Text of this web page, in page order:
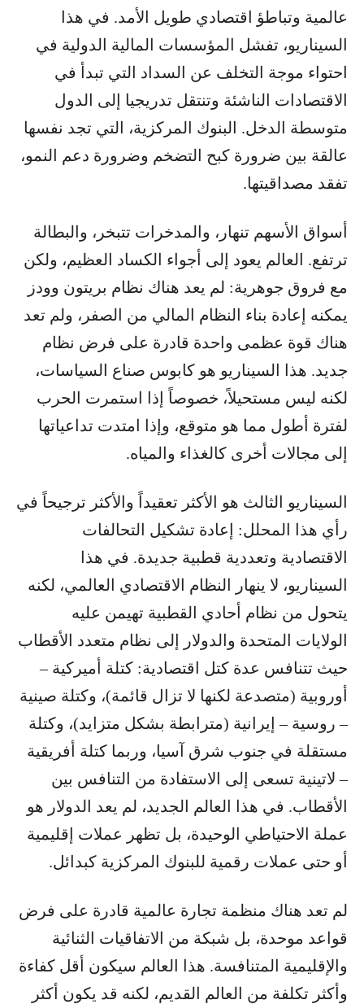
عالمية وتباطؤ اقتصادي طويل الأمد. في هذا
السيناريو، تفشل المؤسسات المالية الدولية في
احتواء موجة التخلف عن السداد التي تبدأ في
الاقتصادات الناشئة وتنتقل تدريجيا إلى الدول
متوسطة الدخل. البنوك المركزية، التي تجد نفسها
عالقة بين ضرورة كبح التضخم وضرورة دعم النمو،
تفقد مصداقيتها.
أسواق الأسهم تنهار، والمدخرات تتبخر، والبطالة
ترتفع. العالم يعود إلى أجواء الكساد العظيم، ولكن
مع فروق جوهرية: لم يعد هناك نظام بريتون وودز
يمكنه إعادة بناء النظام المالي من الصفر، ولم تعد
هناك قوة عظمى واحدة قادرة على فرض نظام
جديد. هذا السيناريو هو كابوس صناع السياسات،
لكنه ليس مستحيلاً، خصوصاً إذا استمرت الحرب
لفترة أطول مما هو متوقع، وإذا امتدت تداعياتها
إلى مجالات أخرى كالغذاء والمياه.
السيناريو الثالث هو الأكثر تعقيداً والأكثر ترجيحاً في
رأي هذا المحلل: إعادة تشكيل التحالفات
الاقتصادية وتعددية قطبية جديدة. في هذا
السيناريو، لا ينهار النظام الاقتصادي العالمي، لكنه
يتحول من نظام أحادي القطبية تهيمن عليه
الولايات المتحدة والدولار إلى نظام متعدد الأقطاب
حيث تتنافس عدة كتل اقتصادية: كتلة أميركية –
أوروبية (متصدعة لكنها لا تزال قائمة)، وكتلة صينية
– روسية – إيرانية (مترابطة بشكل متزايد)، وكتلة
مستقلة في جنوب شرق آسيا، وربما كتلة أفريقية
– لاتينية تسعى إلى الاستفادة من التنافس بين
الأقطاب. في هذا العالم الجديد، لم يعد الدولار هو
عملة الاحتياطي الوحيدة، بل تظهر عملات إقليمية
أو حتى عملات رقمية للبنوك المركزية كبدائل.
لم تعد هناك منظمة تجارة عالمية قادرة على فرض
قواعد موحدة، بل شبكة من الاتفاقيات الثنائية
والإقليمية المتنافسة. هذا العالم سيكون أقل كفاءة
وأكثر تكلفة من العالم القديم، لكنه قد يكون أكثر